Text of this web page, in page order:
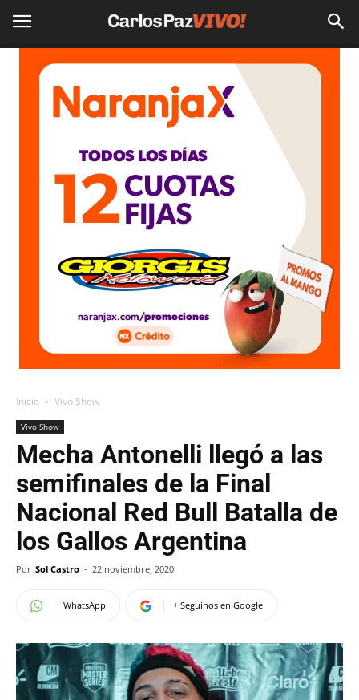
Inicio Vivo Show
Vivo Show
Mecha Antonelli llegó a las
semifinales de la Final
Nacional Red Bull Batalla de
los Gallos Argentina
Por Sol Castro - 22 noviembre, 2020
WhatsApp + Seguinos en Google